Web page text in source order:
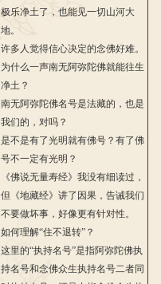
极乐净土了，也能见一切山河大
地。
许多人觉得信心决定的念佛好难。
为什么一声南无阿弥陀佛就能往生
净土？
南无阿弥陀佛名号是法藏的，也是
我们的，对吗？
是不是有了光明就有佛号？有了佛
号不一定有光明？
《佛说无量寿经》我没有细读过，
但《地藏经》讲了因果，告诫我们
不要做坏事，好像更有针对性。
如何理解“住不退转”？
这里的“执持名号”是指阿弥陀佛执
持名号和念佛众生执持名号二者同